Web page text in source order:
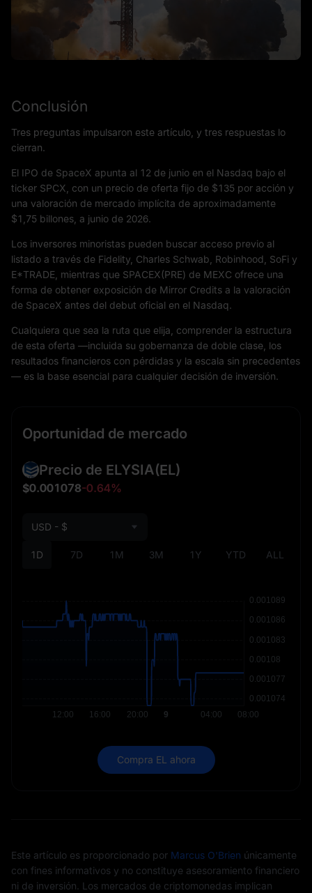
Conclusión
Tres preguntas impulsaron este artículo, y tres respuestas lo
cierran.
El IPO de SpaceX apunta al 12 de junio en el Nasdaq bajo el
ticker SPCX, con un precio de oferta fijo de $135 por acción y
una valoración de mercado implícita de aproximadamente
$1,75 billones, a junio de 2026.
Los inversores minoristas pueden buscar acceso previo al
listado a través de Fidelity, Charles Schwab, Robinhood, SoFi y
E*TRADE, mientras que SPACEX(PRE) de MEXC ofrece una
forma de obtener exposición de Mirror Credits a la valoración
de SpaceX antes del debut oficial en el Nasdaq.
Cualquiera que sea la ruta que elija, comprender la estructura
de esta oferta —incluida su gobernanza de doble clase, los
resultados financieros con pérdidas y la escala sin precedentes
— es la base esencial para cualquier decisión de inversión.
Oportunidad de mercado
Precio de ELYSIA(EL)
$0.001078-0.64%
1D 7D 1M 3M 1Y YTD ALL
USD - $
Compra EL ahora
Este artículo es proporcionado por Marcus O'Brien únicamente
con fines informativos y no constituye asesoramiento financiero
ni de inversión. Los mercados de criptomonedas implican